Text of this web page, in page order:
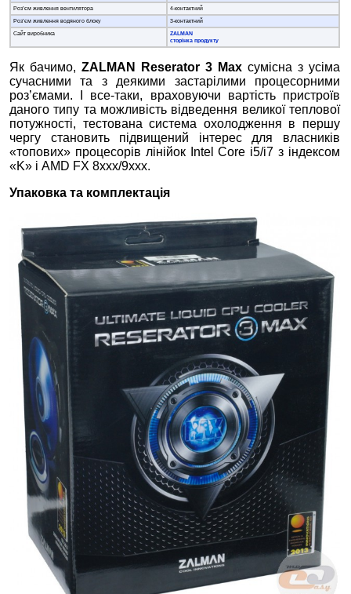
Роз’єм живлення вентилятора
4-контактний
Роз’єм живлення водяного блоку
3-контактний
Сайт виробника
ZALMAN
сторінка продукту
Як бачимо,ZALMAN Reserator 3 Max сумісна з усіма
сучасними та з деякими застарілими процесорними
роз’ємами. І все-таки, враховуючи вартість пристроїв
даного типу та можливість відведення великої теплової
потужності, тестована система охолодження в першу
чергу становить підвищений інтерес для власників
«топових» процесорів лінійок Intel Core i5/i7 з індексом
«K» і AMD FX 8ххх/9ххх.
Упаковка та комплектація